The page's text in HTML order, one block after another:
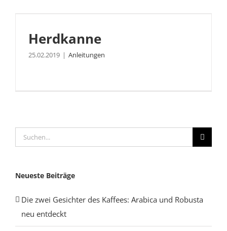
Herdkanne
25.02.2019 | Anleitungen
Suche
nach:
Neueste Beiträge
Die zwei Gesichter des Kaffees: Arabica und Robusta
neu entdeckt